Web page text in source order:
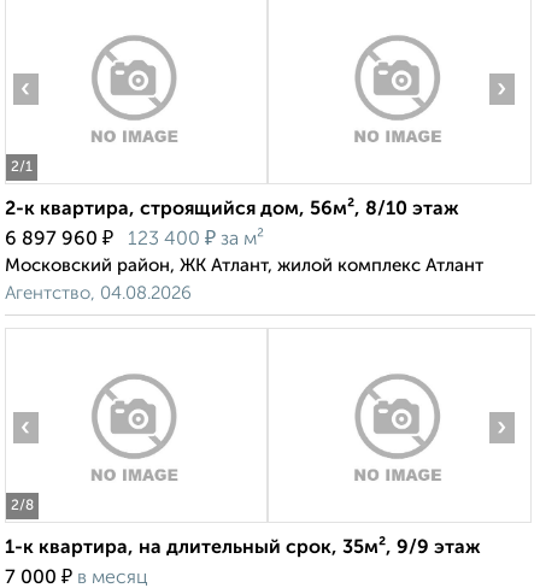
2/1
‹ ›
2-к квартира, строящийся дом, 56м², 8/10 этаж
6 897 960 ₽ 123 400 ₽ за м²
Московский район, ЖК Атлант, жилой комплекс Атлант
Агентство, 04.08.2026
2/8
‹ ›
1-к квартира, на длительный срок, 35м², 9/9 этаж
7 000 ₽ в месяц